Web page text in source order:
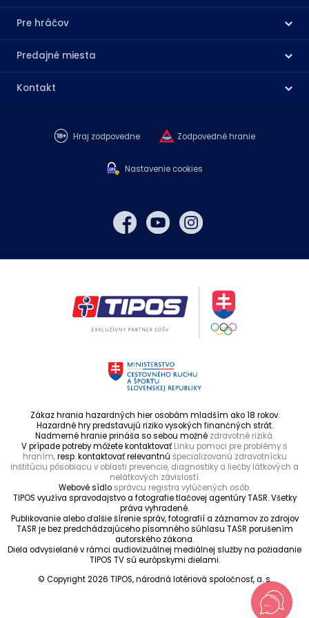
Pre hráčov
Predajné miesta
Kontakt
Hraj zodpovedne Zodpovedné hranie
Nastavenie cookies
Zákaz hrania hazardných hier osobám mladším ako 18 rokov.
Hazardné hry predstavujú riziko vysokých finančných strát.
Nadmerné hranie prináša so sebou možné zdravotné riziká.
V prípade potreby môžete kontaktovaťLinku pomoci pre problémy s
hraním,resp. kontaktovať relevantnú špecializovanú zdravotnícku
inštitúciu pôsobiacu v oblasti prevencie, diagnostiky a liečby látkových a
nelátkových závislostí.
Webové sídlo správcu registra vylúčených osôb.
TIPOS využíva spravodajstvo a fotografie tlačovej agentúry TASR. Všetky
práva vyhradené.
Publikovanie alebo ďalšie šírenie správ, fotografií a záznamov zo zdrojov
TASR je bez predchádzajúceho písomného súhlasu TASR porušením
autorského zákona.
Diela odvysielané v rámci audiovizuálnej mediálnej služby na požiadanie
TIPOS TV sú európskymi dielami.
© Copyright 2026 TIPOS, národná lotériová spoločnosť, a. s.